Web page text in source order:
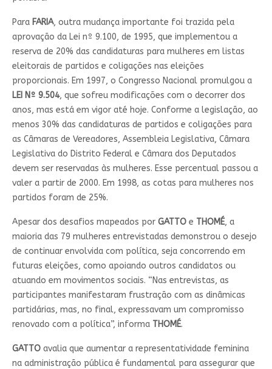
Para FARIA, outra mudança importante foi trazida pela
aprovação da Lei nº 9.100, de 1995, que implementou a
reserva de 20% das candidaturas para mulheres em listas
eleitorais de partidos e coligações nas eleições
proporcionais. Em 1997, o Congresso Nacional promulgou a
LEI Nº 9.504, que sofreu modificações com o decorrer dos
anos, mas está em vigor até hoje. Conforme a legislação, ao
menos 30% das candidaturas de partidos e coligações para
as Câmaras de Vereadores, Assembleia Legislativa, Câmara
Legislativa do Distrito Federal e Câmara dos Deputados
devem ser reservadas às mulheres. Esse percentual passou a
valer a partir de 2000. Em 1998, as cotas para mulheres nos
partidos foram de 25%.
Apesar dos desafios mapeados por GATTOe THOMÉ, a
maioria das 79 mulheres entrevistadas demonstrou o desejo
de continuar envolvida com política, seja concorrendo em
futuras eleições, como apoiando outros candidatos ou
atuando em movimentos sociais. “Nas entrevistas, as
participantes manifestaram frustração com as dinâmicas
partidárias, mas, no final, expressavam um compromisso
renovado com a política”, informa THOMÉ.
GATTOavalia que aumentar a representatividade feminina
na administração pública é fundamental para assegurar que